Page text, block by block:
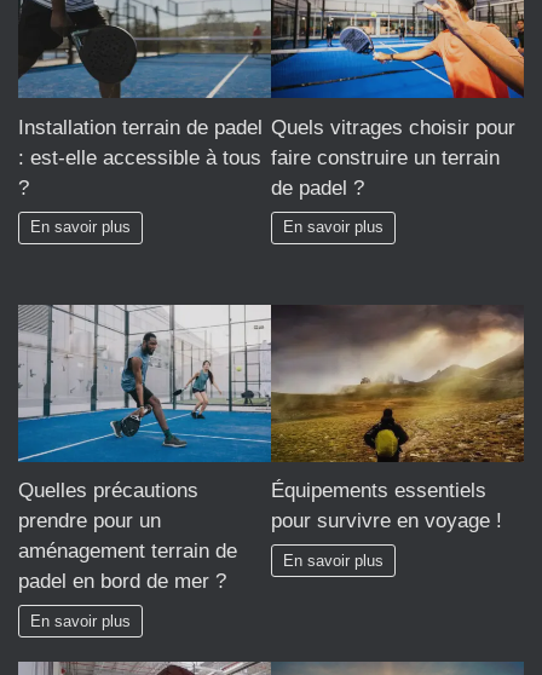
Installation terrain de padel
: est-elle accessible à tous
?
En savoir plus
Quels vitrages choisir pour
faire construire un terrain
de padel ?
En savoir plus
Quelles précautions
prendre pour un
aménagement terrain de
padel en bord de mer ?
En savoir plus
Équipements essentiels
pour survivre en voyage !
En savoir plus